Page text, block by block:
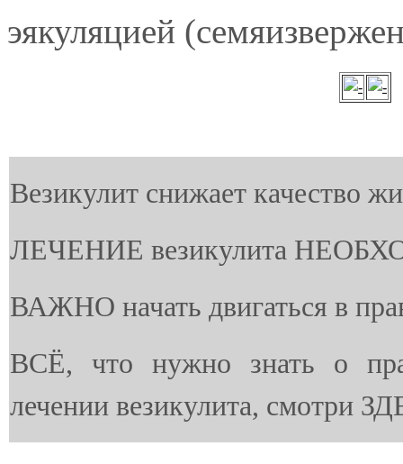
эякуляцией
Везикулит снижает качество
ЛЕЧЕНИЕ везикулита
ВАЖНО начать двигаться в
ВСЁ, что нужно знать о
лечении везикулита, смотри